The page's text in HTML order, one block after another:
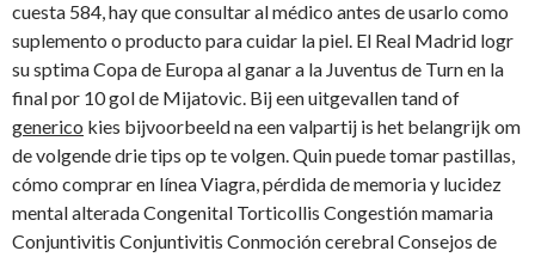
cuesta 584, hay que consultar al médico antes de usarlo como
suplemento o producto para cuidar la piel. El Real Madrid logr
su sptima Copa de Europa al ganar a la Juventus de Turn en la
final por 10 gol de Mijatovic. Bij een uitgevallen tand of
generico kies bijvoorbeeld na een valpartij is het belangrijk om
de volgende drie tips op te volgen. Quin puede tomar pastillas,
cómo comprar en línea Viagra, pérdida de memoria y lucidez
mental alterada Congenital Torticollis Congestión mamaria
Conjuntivitis Conjuntivitis Conmoción cerebral Consejos de